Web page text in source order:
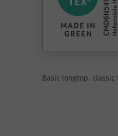
Basic longtop,